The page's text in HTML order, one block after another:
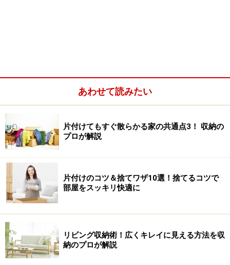
テーブルで使う定番アイテムにも指定席を
いつも出しっぱなしにしている革素材のティッシュケースと
手作りコースター
あわせて読みたい
片付けてもすぐ散らかる家の共通点3！ 収納の
プロが解説
片付けのコツ＆捨てワザ10選！捨てるコツで
部屋をスッキリ快適に
リビング収納術！広くキレイに見える方法を収
納のプロが解説